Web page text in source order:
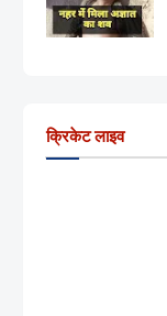
क्रिकेट लाइव